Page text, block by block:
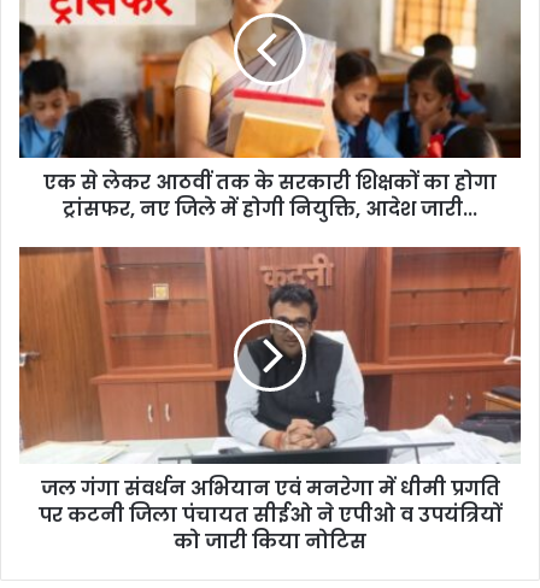
m
a
i
l
a
d
s
एक से लेकर आठवीं तक के सरकारी शिक्षकों का होगा
ट्रांसफर, नए जिले में होगी नियुक्ति, आदेश जारी...
जल गंगा संवर्धन अभियान एवं मनरेगा में धीमी प्रगति
पर कटनी जिला पंचायत सीईओ ने एपीओ व उपयंत्रियों
को जारी किया नोटिस